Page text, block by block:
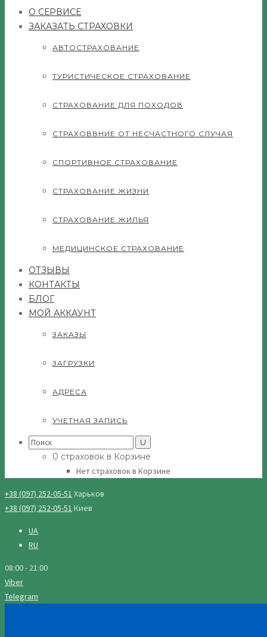
О СЕРВИСЕ
ЗАКАЗАТЬ СТРАХОВКИ
АВТОСТРАХОВАНИЕ
ТУРИСТИЧЕСКОЕ СТРАХОВАНИЕ
СТРАХОВАНИЕ ДЛЯ ПОХОДОВ
СТРАХОВВНИЕ ОТ НЕСЧАСТНОГО СЛУЧАЯ
СПОРТИВНОЕ СТРАХОВАНИЕ
СТРАХОВАНИЕ ЖИЗНИ
СТРАХОВАНИЕ ЖИЛЬЯ
МЕДИЦИНСКОЕ СТРАХОВАНИЕ
ОТЗЫВЫ
КОНТАКТЫ
БЛОГ
МОЙ АККАУНТ
ЗАКАЗЫ
ЗАГРУЗКИ
АДРЕСА
УЧЕТНАЯ ЗАПИСЬ
Search
0 страховок в Корзине
Нет страховок в Корзине
+38 (097) 252-05-51 Харьков
+38 (097) 252-05-51 Киев
UA
RU
08:00 - 21:00
Viber
Telegram